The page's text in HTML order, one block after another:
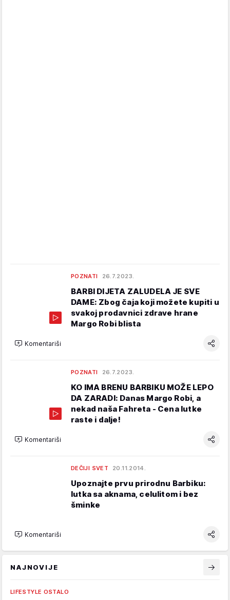
POZNATI 26.7.2023.
BARBI DIJETA ZALUDELA JE SVE
DAME: Zbog čaja koji možete kupiti u
svakoj prodavnici zdrave hrane
Margo Robi blista
Komentariši
POZNATI 26.7.2023.
KO IMA BRENU BARBIKU MOŽE LEPO
DA ZARADI: Danas Margo Robi, a
nekad naša Fahreta - Cena lutke
raste i dalje!
Komentariši
DEČIJI SVET 20.11.2014.
Upoznajte prvu prirodnu Barbiku:
lutka sa aknama, celulitom i bez
šminke
Komentariši
NAJNOVIJE
LIFESTYLE OSTALO